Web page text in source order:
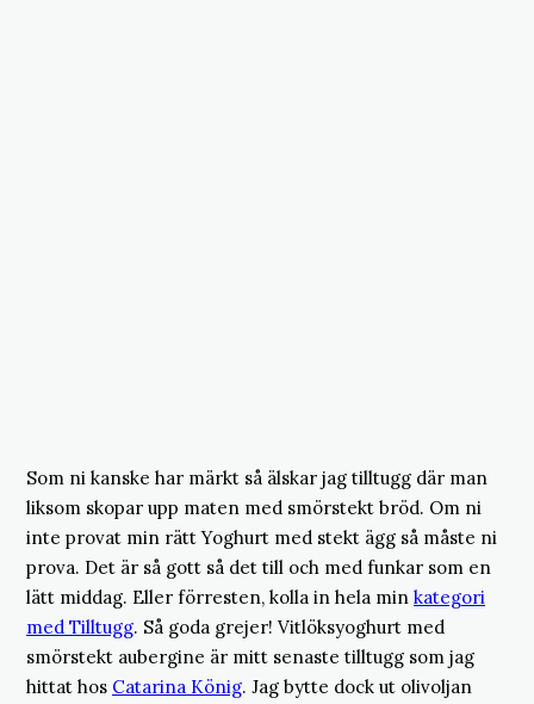
Som ni kanske har märkt så älskar jag tilltugg där man
liksom skopar upp maten med smörstekt bröd. Om ni
inte provat min rätt Yoghurt med stekt ägg så måste ni
prova. Det är så gott så det till och med funkar som en
lätt middag. Eller förresten, kolla in hela min kategori
med Tilltugg. Så goda grejer! Vitlöksyoghurt med
smörstekt aubergine är mitt senaste tilltugg som jag
hittat hos Catarina König. Jag bytte dock ut olivoljan